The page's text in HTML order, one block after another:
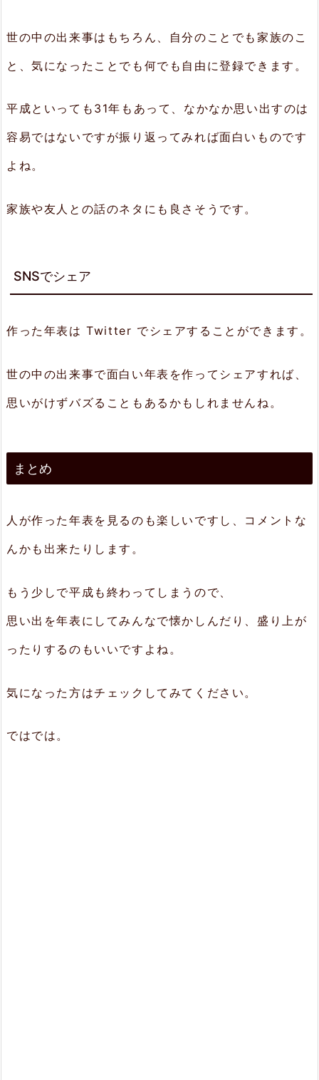
世の中の出来事はもちろん、自分のことでも家族のこ
と、気になったことでも何でも自由に登録できます。
平成といっても31年もあって、なかなか思い出すのは
容易ではないですが振り返ってみれば面白いものです
よね。
家族や友人との話のネタにも良さそうです。
SNSでシェア
作った年表は Twitter でシェアすることができます。
世の中の出来事で面白い年表を作ってシェアすれば、
思いがけずバズることもあるかもしれませんね。
まとめ
人が作った年表を見るのも楽しいですし、コメントな
んかも出来たりします。
もう少しで平成も終わってしまうので、
思い出を年表にしてみんなで懐かしんだり、盛り上が
ったりするのもいいですよね。
気になった方はチェックしてみてください。
ではでは。